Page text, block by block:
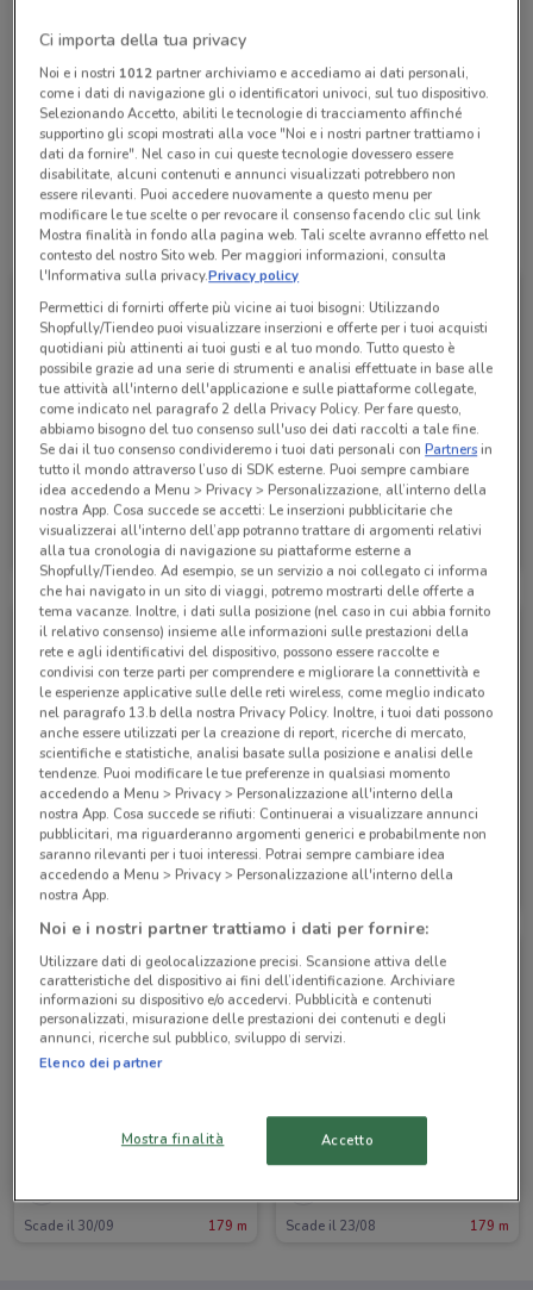
Lunedì n.d.
Martedì n.d.
Mercoledì n.d.
Giovedì n.d.
Venerdì n.d.
Sabato n.d.
Domenica n.d.
040 762947
Tutte le promozioni di questo negozio
Ubik
Scade il 31/08
Ubik
Scade il 24/08
Ubik
Scade il 30/09 179 m Scade il 23/08 179 m
Ci importa della tua privacy
Noi e i nostri 1012partner archiviamo e accediamo ai dati personali,
come i dati di navigazione gli o identificatori univoci, sul tuo dispositivo.
Selezionando Accetto, abiliti le tecnologie di tracciamento affinché
supportino gli scopi mostrati alla voce "Noi e i nostri partner trattiamo i
dati da fornire". Nel caso in cui queste tecnologie dovessero essere
disabilitate, alcuni contenuti e annunci visualizzati potrebbero non
essere rilevanti. Puoi accedere nuovamente a questo menu per
modificare le tue scelte o per revocare il consenso facendo clic sul link
Mostra finalità in fondo alla pagina web. Tali scelte avranno effetto nel
contesto del nostro Sito web. Per maggiori informazioni, consulta
l'Informativa sulla privacy.Privacy policy
Permettici di fornirti offerte più vicine ai tuoi bisogni: Utilizzando
Shopfully/Tiendeo puoi visualizzare inserzioni e offerte per i tuoi acquisti
quotidiani più attinenti ai tuoi gusti e al tuo mondo. Tutto questo è
possibile grazie ad una serie di strumenti e analisi effettuate in base alle
tue attività all'interno dell'applicazione e sulle piattaforme collegate,
come indicato nel paragrafo 2 della Privacy Policy. Per fare questo,
abbiamo bisogno del tuo consenso sull'uso dei dati raccolti a tale fine.
Se dai il tuo consenso condivideremo i tuoi dati personali conPartnersin
tutto il mondo attraverso l’uso di SDK esterne. Puoi sempre cambiare
idea accedendo a Menu > Privacy > Personalizzazione, all’interno della
nostra App. Cosa succede se accetti: Le inserzioni pubblicitarie che
visualizzerai all'interno dell’app potranno trattare di argomenti relativi
alla tua cronologia di navigazione su piattaforme esterne a
Shopfully/Tiendeo. Ad esempio, se un servizio a noi collegato ci informa
che hai navigato in un sito di viaggi, potremo mostrarti delle offerte a
tema vacanze. Inoltre, i dati sulla posizione (nel caso in cui abbia fornito
il relativo consenso) insieme alle informazioni sulle prestazioni della
rete e agli identificativi del dispositivo, possono essere raccolte e
condivisi con terze parti per comprendere e migliorare la connettività e
le esperienze applicative sulle delle reti wireless, come meglio indicato
nel paragrafo 13.b della nostra Privacy Policy. Inoltre, i tuoi dati possono
anche essere utilizzati per la creazione di report, ricerche di mercato,
scientifiche e statistiche, analisi basate sulla posizione e analisi delle
tendenze. Puoi modificare le tue preferenze in qualsiasi momento
accedendo a Menu > Privacy > Personalizzazione all'interno della
nostra App. Cosa succede se rifiuti: Continuerai a visualizzare annunci
pubblicitari, ma riguarderanno argomenti generici e probabilmente non
saranno rilevanti per i tuoi interessi. Potrai sempre cambiare idea
accedendo a Menu > Privacy > Personalizzazione all'interno della
nostra App.
Noi e i nostri partner trattiamo i dati per fornire:
Utilizzare dati di geolocalizzazione precisi. Scansione attiva delle
caratteristiche del dispositivo ai fini dell’identificazione. Archiviare
informazioni su dispositivo e/o accedervi. Pubblicità e contenuti
personalizzati, misurazione delle prestazioni dei contenuti e degli
annunci, ricerche sul pubblico, sviluppo di servizi.
Elenco dei partner
Mostra finalità Accetto